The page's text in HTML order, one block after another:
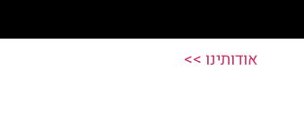
אודותינו >>